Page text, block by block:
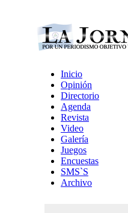
Inicio
Opinión
Directorio
Agenda
Revista
Video
Galería
Juegos
Encuestas
SMS`S
Archivo